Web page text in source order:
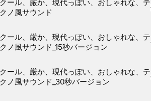
クール、厳か、現代っぽい、おしゃれな、テ
クノ風サウンド
クール、厳か、現代っぽい、おしゃれな、テ
クノ風サウンド_15秒バージョン
クール、厳か、現代っぽい、おしゃれな、テ
クノ風サウンド_30秒バージョン